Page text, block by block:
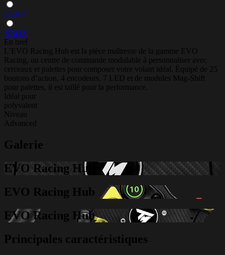
PS5™
XBOX
En bref
L’EVO Racing Hub est la pièce maîtresse de la gamme EVO
Racing, un centre de commande modulable à personnaliser avec
cerceaux et palettes pour composer votre volant idéal. Équipé de 25
boutons d’action, 4 encodeurs, 7 LED et de modules Mag-Shift
pour palettes, il est taillé pour la performance.
Idéal pour
polyvalent
Niveau
Advanced
Galerie
EVO Racing Hub
EVO Racing Hub
EVO Racing Hub
Principales caractéristiques